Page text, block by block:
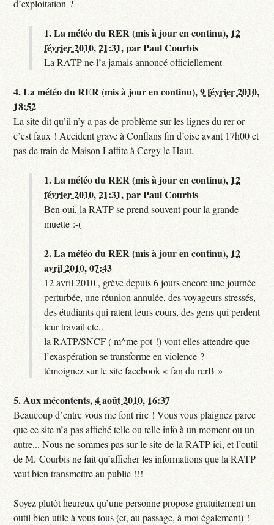
d’exploitation ?
1.La météo du RER (mis à jour en continu), 12
février 2010, 21:31,parPaul Courbis
La RATP ne l’a jamais annoncé officiellement
4.La météo du RER (mis à jour en continu),9 février 2010,
18:52
La site dit qu’il n’y a pas de problème sur les lignes du rer or
c’est faux ! Accident grave à Conflans fin d’oise avant 17h00 et
pas de train de Maison Laffite à Cergy le Haut.
1.La météo du RER (mis à jour en continu), 12
février 2010, 21:31,parPaul Courbis
Ben oui, la RATP se prend souvent pour la grande
muette :-(
2.La météo du RER (mis à jour en continu), 12
avril 2010, 07:43
12 avril 2010 , grève depuis 6 jours encore une journée
perturbée, une réunion annulée, des voyageurs stressés,
des étudiants qui ratent leurs cours, des gens qui perdent
leur travail etc..
la RATP/SNCF ( m^me pot !) vont elles attendre que
l’exaspération se transforme en violence ?
témoignez sur le site facebook « fan du rerB »
5.Aux mécontents,4 août 2010, 16:37
Beaucoup d’entre vous me font rire ! Vous vous plaignez parce
que ce site n’a pas affiché telle ou telle info à un moment ou un
autre... Nous ne sommes pas sur le site de la RATP ici, et l’outil
de M. Courbis ne fait qu’afficher les informations que la RATP
veut bien transmettre au public !!!
Soyez plutôt heureux qu’une personne propose gratuitement un
outil bien utile à vous tous (et, au passage, à moi également) !